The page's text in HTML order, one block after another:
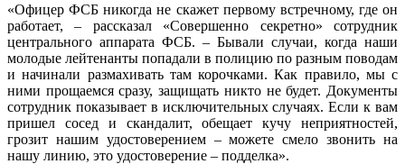
«Офицер ФСБ никогда не скажет первому встречному, где он
работает, – рассказал «Совершенно секретно» сотрудник
центрального аппарата ФСБ. – Бывали случаи, когда наши
молодые лейтенанты попадали в полицию по разным поводам
и начинали размахивать там корочками. Как правило, мы с
ними прощаемся сразу, защищать никто не будет. Документы
сотрудник показывает в исключительных случаях. Если к вам
пришел сосед и скандалит, обещает кучу неприятностей,
грозит нашим удостоверением – можете смело звонить на
нашу линию, это удостоверение – подделка».